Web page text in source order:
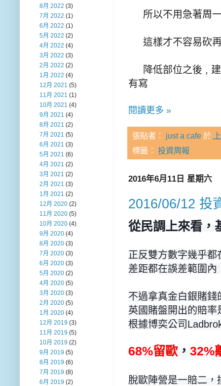
所以不用急著周
這樣才不容易砍
降低部位之後 , 建
有寫
閱讀更多 »
張貼者： just a cafe 於
標籤： 投資周報
2016年6月11日 星期六
2016/06/12 投
從民調上來看，
正反雙方數字幾乎都
差距都在誤差範圍
不過拿真金白銀賭
英國賭盤開出的賠
根據博奕公司
68%留歐， 32%
脫歐陣營是一賠二，
8月 2022 (3)
7月 2022 (1)
6月 2022 (1)
5月 2022 (2)
4月 2022 (4)
3月 2022 (3)
2月 2022 (2)
1月 2022 (4)
12月 2021 (5)
11月 2021 (1)
10月 2021 (4)
9月 2021 (4)
8月 2021 (2)
7月 2021 (5)
6月 2021 (3)
5月 2021 (6)
4月 2021 (2)
3月 2021 (2)
2月 2021 (3)
1月 2021 (2)
12月 2020 (2)
11月 2020 (5)
10月 2020 (4)
9月 2020 (4)
8月 2020 (3)
7月 2020 (3)
6月 2020 (3)
5月 2020 (2)
4月 2020 (5)
3月 2020 (3)
2月 2020 (5)
1月 2020 (4)
12月 2019 (3)
11月 2019 (5)
10月 2019 (2)
9月 2019 (5)
8月 2019 (6)
7月 2019 (8)
6月 2019 (2)